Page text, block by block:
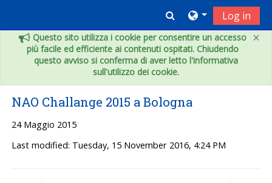
×
Questo sito utilizza i cookie per consentire un accesso
più facile ed efficiente ai contenuti ospitati. Chiudendo
questo avviso si conferma di aver letto l'informativa
sull'utilizzo dei cookie.
Toggle search
Log in
NAO Challange 2015 a Bologna
24 Maggio 2015
Last modified: Tuesday, 15 November 2016, 4:24 PM